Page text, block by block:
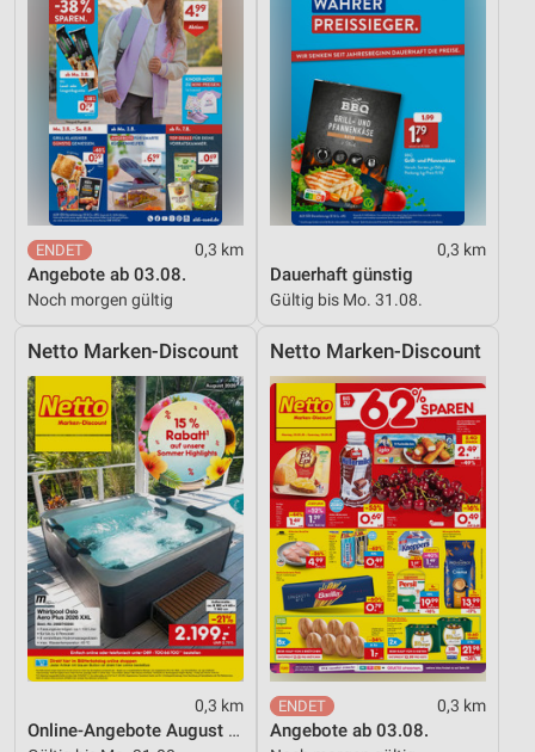
0,3 km
Angebote ab 03.08.
Noch morgen gültig
0,3 km
Dauerhaft günstig
Gültig bis Mo. 31.08.
Netto Marken-Discount
0,3 km
Online-Angebote August 2026
Netto Marken-Discount
0,3 km
Angebote ab 03.08.
Performance
Funktional
Werbung